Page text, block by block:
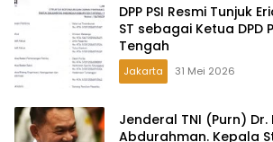
DPP PSI Resmi Tunjuk
ST sebagai Ketua DPD
Tengah
Jakarta 31 Mei 2026
Jenderal TNI (Purn) Dr.
Abdurahman. Kepala